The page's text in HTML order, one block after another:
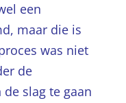
een
maar die is
was niet
de
slag te gaan